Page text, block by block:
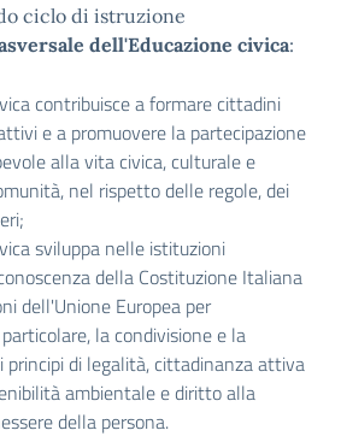
ciclo di istruzione
dell'Educazione civica:
contribuisce a formare cittadini
e a promuovere la partecipazione
alla vita civica, culturale e
nel rispetto delle regole, dei
sviluppa nelle istituzioni
della Costituzione Italiana
dell'Unione Europea per
la condivisione e la
principi di legalità, cittadinanza attiva
ambientale e diritto alla
della persona.